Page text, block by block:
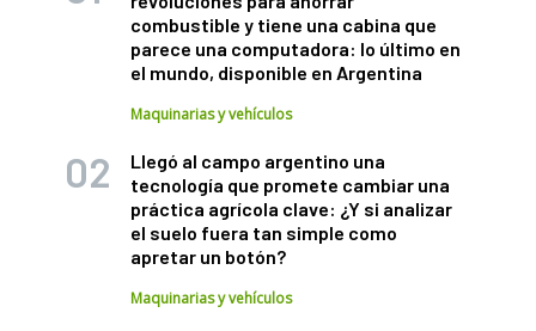
combustible y tiene una cabina que
parece una computadora: lo último en
el mundo, disponible en Argentina
Maquinarias y vehículos
Llegó al campo argentino una
tecnología que promete cambiar una
práctica agrícola clave: ¿Y si analizar
el suelo fuera tan simple como
apretar un botón?
Maquinarias y vehículos